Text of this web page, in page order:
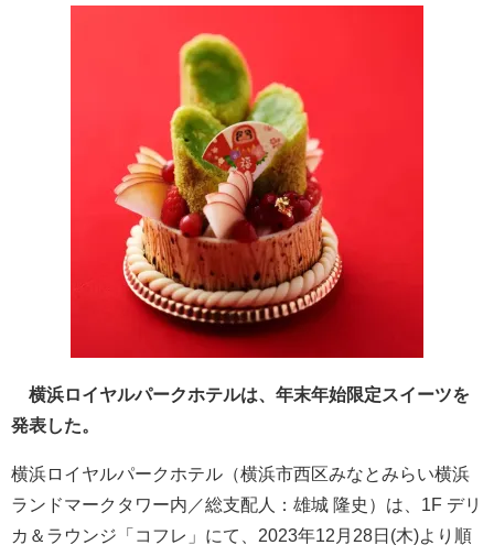
横浜ロイヤルパークホテルは、年末年始限定スイーツを
発表した。
横浜ロイヤルパークホテル（横浜市西区みなとみらい横浜
ランドマークタワー内／総支配人：雄城 隆史）は、1F デリ
カ＆ラウンジ「コフレ」にて、2023年12月28日(木)より順